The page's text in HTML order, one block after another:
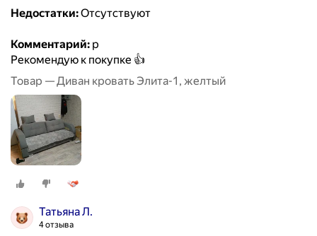
Недостатки:Отсутствуют
Комментарий: р
Рекомендую к покупке 👍
Товар — Диван кровать Элита-1, желтый
Татьяна Л.
4 отзыва